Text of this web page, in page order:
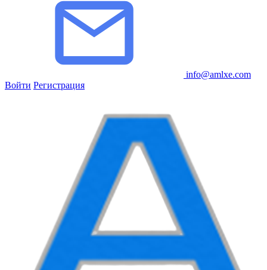
info@amlxe.com
Войти Регистрация